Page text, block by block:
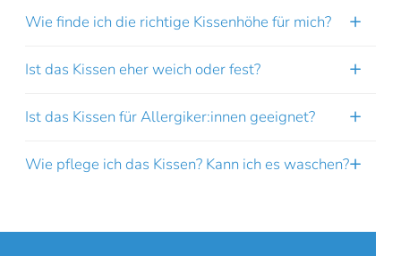
Wie finde ich die richtige Kissenhöhe für mich?
Ist das Kissen eher weich oder fest?
Ist das Kissen für Allergiker:innen geeignet?
Wie pflege ich das Kissen? Kann ich es waschen?
Sie sehen gerade einen Platzhalterinhalt von
. Um
unten. Bitte beachten Sie, dass dabei Daten an Drittanbieter
weitergegeben werden.
Inhalt entsperren